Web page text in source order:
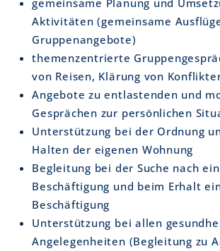
Aktivitäten (gemeinsame
Gruppenangebote)
themenzentrierte
von Reisen, Klärung von
Angebote zu entlastenden und
Gesprächen zur persönlichen
Unterstützung bei der Ordnung
Halten der eigenen Wohnung
Begleitung bei der Suche nach
Beschäftigung und beim Erhalt
Beschäftigung
Unterstützung bei allen
Angelegenheiten (Begleitung zu